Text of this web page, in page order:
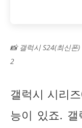
📸 갤럭시 S24(최신
2
갤럭시 시리
능이 있죠. 갤